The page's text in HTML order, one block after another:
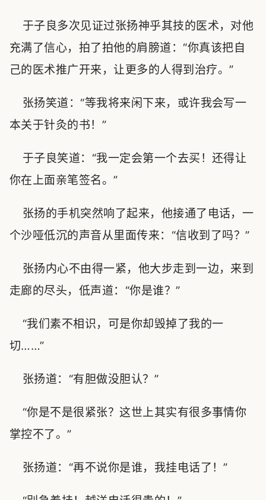
于子良多次见证过张扬神乎其技的医术，对他
充满了信心，拍了拍他的肩膀道：“你真该把自
己的医术推广开来，让更多的人得到治疗。”
张扬笑道：“等我将来闲下来，或许我会写一
本关于针灸的书！”
于子良笑道：“我一定会第一个去买！还得让
你在上面亲笔签名。”
张扬的手机突然响了起来，他接通了电话，一
个沙哑低沉的声音从里面传来：“信收到了吗？”
张扬内心不由得一紧，他大步走到一边，来到
走廊的尽头，低声道：“你是谁？”
“我们素不相识，可是你却毁掉了我的一
切……”
张扬道：“有胆做没胆认？”
“你是不是很紧张？这世上其实有很多事情你
掌控不了。”
张扬道：“再不说你是谁，我挂电话了！”